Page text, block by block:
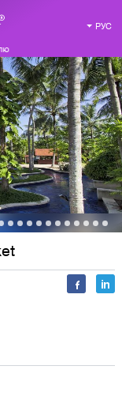
РУС
Экскурсии
Авторские